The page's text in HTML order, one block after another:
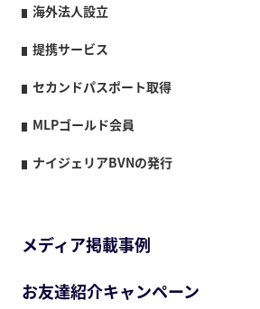
海外法人設立
提携サービス
セカンドパスポート取得
MLPゴールド会員
ナイジェリアBVNの発行
メディア掲載事例
お友達紹介キャンペーン